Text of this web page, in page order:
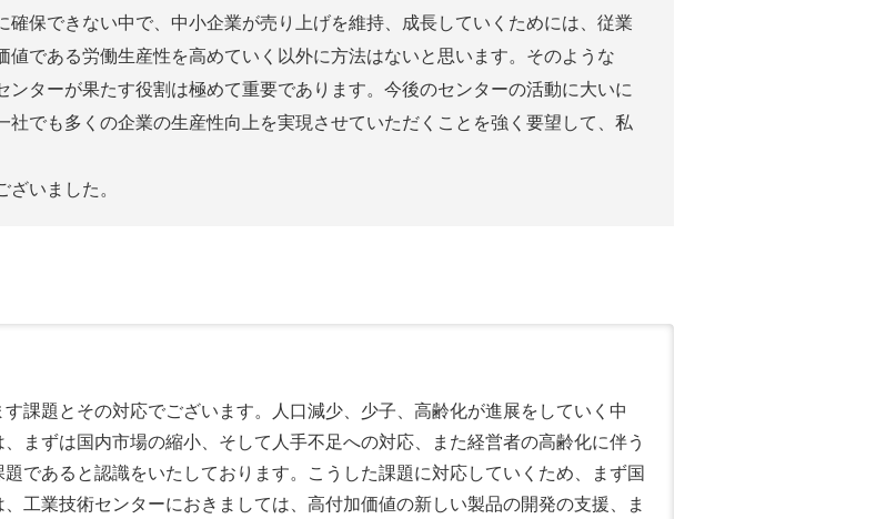
確保できない中で、中小企業が売り上げを維持、成長していくためには、従業
値である労働生産性を高めていく以外に方法はないと思います。そのような
ンターが果たす役割は極めて重要であります。今後のセンターの活動に大いに
社でも多くの企業の生産性向上を実現させていただくことを強く要望して、私
いました。
課題とその対応でございます。人口減少、少子、高齢化が進展をしていく中
まずは国内市場の縮小、そして人手不足への対応、また経営者の高齢化に伴う
であると認識をいたしております。こうした課題に対応していくため、まず国
工業技術センターにおきましては、高付加価値の新しい製品の開発の支援、ま